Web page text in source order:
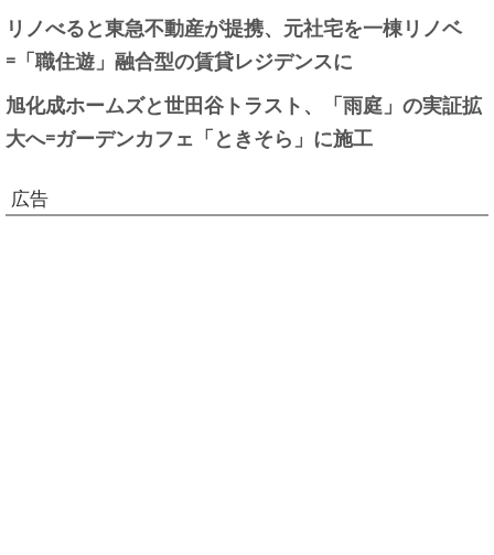
リノべると東急不動産が提携、元社宅を一棟リノベ
=「職住遊」融合型の賃貸レジデンスに
旭化成ホームズと世田谷トラスト、「雨庭」の実証拡
大へ=ガーデンカフェ「ときそら」に施工
広告